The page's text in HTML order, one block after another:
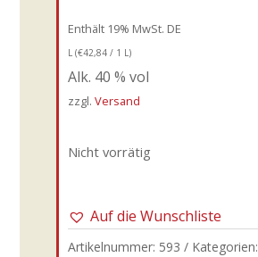
Enthält 19% MwSt. DE
L (€42,84/ 1 L)
Alk. 40 % vol
zzgl. Versand
Nicht vorrätig
Auf die Wunschliste
Artikelnummer: 593 Kategorien: